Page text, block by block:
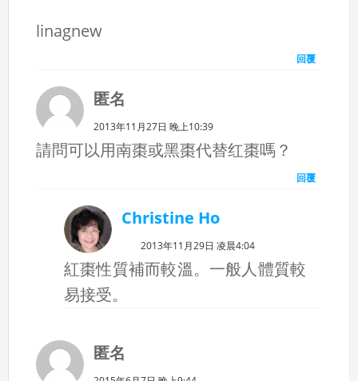
linagnew
回覆
匿名
2013年11月27日 晚上10:39
請問可以用南棗或黑棗代替红棗嗎？
回覆
Christine Ho
2013年11月29日 凌晨4:04
紅棗性質補而較溫。一般人體質較
易接受。
匿名